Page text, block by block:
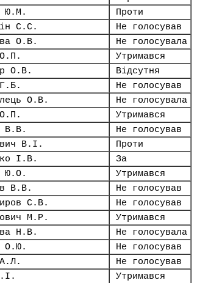
Ю.М.
Проти
С.С.
Не голосував
О.В.
Не голосувала
Утримався
О.В.
Відсутня
Не голосував
О.В.
Не голосувала
Утримався
В.В.
Не голосував
В.І.
Проти
І.В.
За
Ю.О.
Утримався
В.В.
Не голосував
С.В.
Не голосував
М.Р.
Утримався
Н.В.
Не голосувала
О.Ю.
Не голосував
Не голосував
Утримався